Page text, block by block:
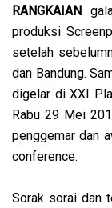
RANGKAIAN
produksi
setelah
dan Bandung.
digelar di XXI
Rabu 29 Mei
penggemar dan
conference.
Sorak sorai dan